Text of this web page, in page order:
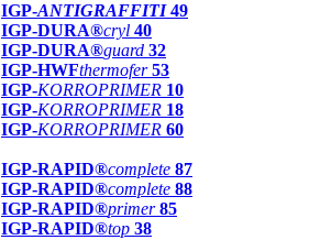
IGP-ANTIGRAFFITI49
IGP-DURA®cryl 40
IGP-DURA®guard 32
IGP-HWFthermofer 53
IGP-KORROPRIMER 10
IGP-KORROPRIMER 18
IGP-KORROPRIMER 60
IGP-RAPID®complete 87
IGP-RAPID®complete 88
IGP-RAPID®primer 85
IGP-RAPID®top 38